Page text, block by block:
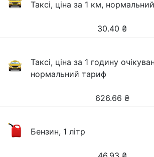
Таксі, ціна за 1 км,
30.40 ₴
Таксі, ціна за 1 годину
нормальний тариф
626.66 ₴
Бензин, 1 літр